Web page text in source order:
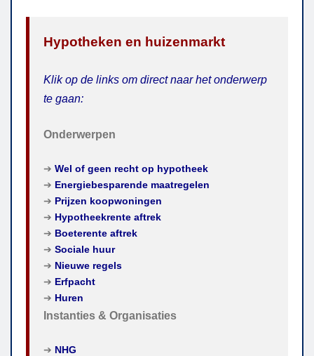
Hypotheken en huizenmarkt
Klik op de links om direct naar het onderwerp
te gaan:
Onderwerpen
➔ Wel of geen recht op hypotheek
➔ Energiebesparende maatregelen
➔ Prijzen koopwoningen
➔ Hypotheekrente aftrek
➔ Boeterente aftrek
➔ Sociale huur
➔ Nieuwe regels
➔ Erfpacht
➔ Huren
Instanties & Organisaties
➔ NHG